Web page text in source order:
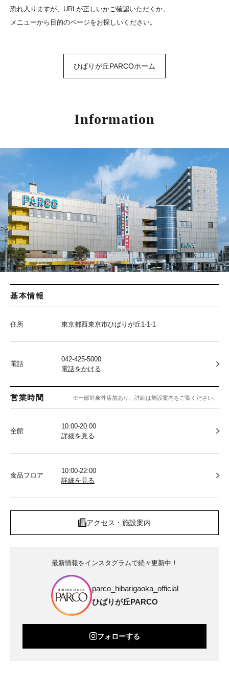
恐れ入りますが、URLが正しいかご確認いただくか、
メニューから目的のページをお探しいください。
ひばりが丘PARCOホーム
Information
基本情報
住所 東京都西東京市ひばりが丘1-1-1
電話
042-425-5000
電話をかける
営業時間 ※一部対象外店舗あり、詳細は施設案内をご覧ください。
全館
10:00-20:00
詳細を見る
食品フロア
10:00-22:00
詳細を見る
アクセス・施設案内
最新情報をインスタグラムで続々更新中！
parco_hibarigaoka_official
ひばりが丘PARCO
フォローする